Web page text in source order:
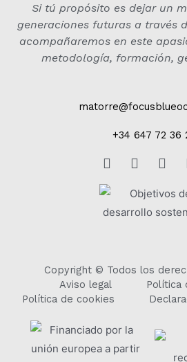
Si tú propósito es dejar un
generaciones futuras a través
acompañaremos en este
metodología, formación,
+34 647 72 36
Copyright © Todos los
Aviso legal
Política
Política de cookies